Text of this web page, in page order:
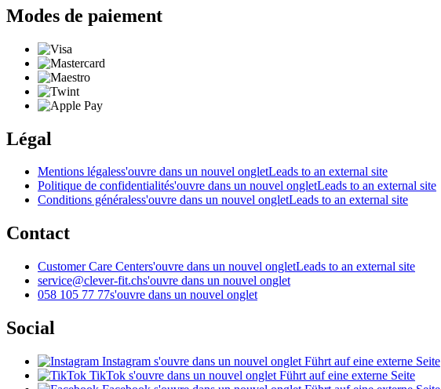
Modes de paiement
Légal
Mentions légaless'ouvre dans un nouvel ongletLeads to an external site
Politique de confidentialités'ouvre dans un nouvel ongletLeads to an external site
Conditions généraless'ouvre dans un nouvel ongletLeads to an external site
Contact
Customer Care Centers'ouvre dans un nouvel ongletLeads to an external site
service@clever-fit.chs'ouvre dans un nouvel onglet
058 105 77 77s'ouvre dans un nouvel onglet
Social
Instagram s'ouvre dans un nouvel onglet Führt auf eine externe Seite
TikTok s'ouvre dans un nouvel onglet Führt auf eine externe Seite